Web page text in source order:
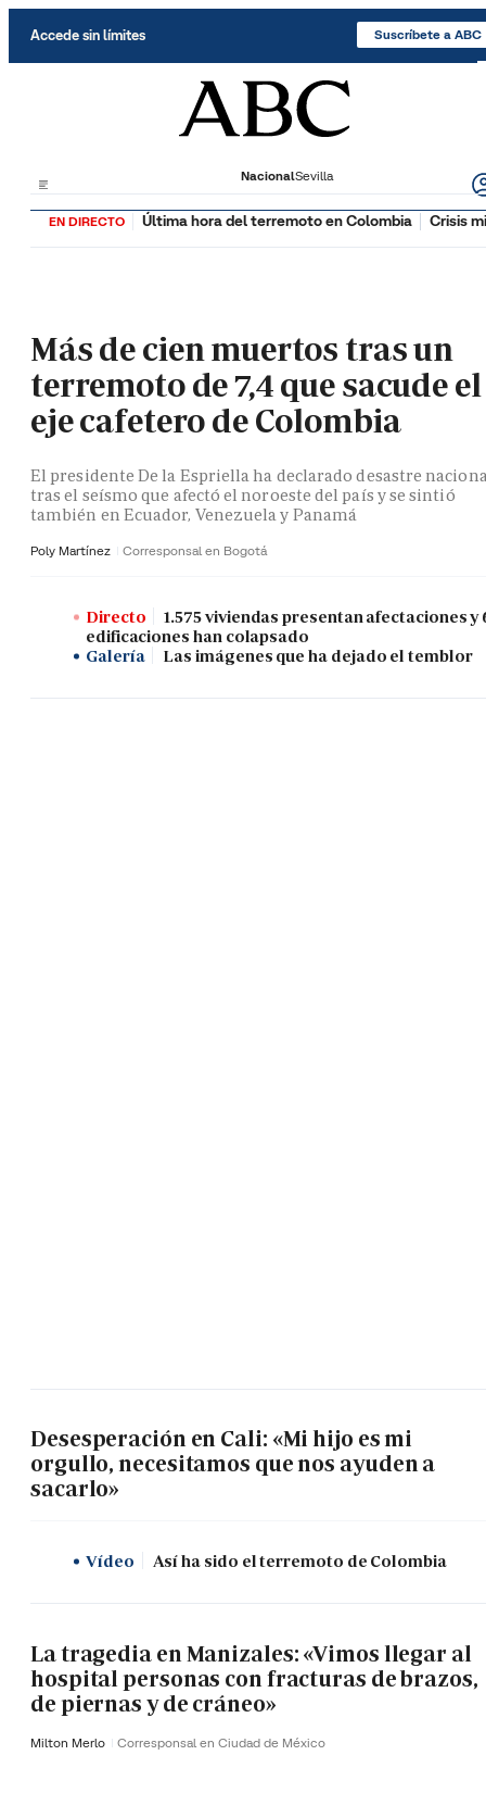
Accede sin límites Suscríbete a ABC
NacionalSevilla
EN DIRECTO Última hora del terremoto en Colombia Crisis
Más de cien muertos tras un
terremoto de 7,4 que sacude el
eje cafetero de Colombia
El presidente De la Espriella ha declarado desastre
tras el seísmo que afectó el noroeste del país y se sintió
también en Ecuador, Venezuela y Panamá
Poly Martínez Corresponsal en Bogotá
Directo
1.575 viviendas presentan afectaciones y
edificaciones han colapsado
Galería
Las imágenes que ha dejado el temblor
Desesperación en Cali: «Mi hijo es mi
orgullo, necesitamos que nos ayuden a
sacarlo»
Vídeo Así ha sido el terremoto de Colombia
La tragedia en Manizales: «Vimos llegar al
hospital personas con fracturas de brazos,
de piernas y de cráneo»
Milton Merlo Corresponsal en Ciudad de México